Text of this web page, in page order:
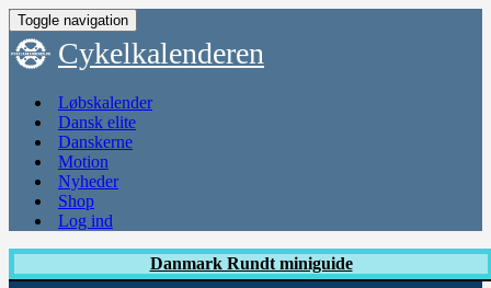
Toggle navigation
Cykelkalenderen
Løbskalender
Dansk elite
Danskerne
Motion
Nyheder
Shop
Log ind
Danmark Rundt miniguide